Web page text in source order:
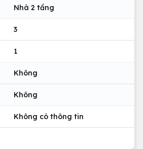
Nhà 2 tầng
3
1
Không
Không
Không có thông tin